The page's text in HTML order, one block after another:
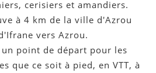
cerisiers et amandiers.
à 4 km de la ville d'Azrou
vers Azrou.
un point de départ pour les
que ce soit à pied, en VTT, à